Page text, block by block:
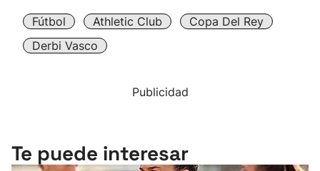
Fútbol Athletic Club
Copa Del Rey
Derbi Vasco
Publicidad
Te puede interesar